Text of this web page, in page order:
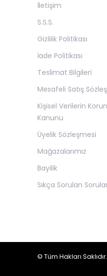
İletişim
S.S.S.
Gizlilik Politikası
İade Politikası
Teslimat Bilgileri
Mesafeli Satış
Kişisel Verilerin
Kanunu
Üyelik Sözleşmesi
Mağazalarımız
Bayilik
Sıkça Sorulan
© Tüm Hakları